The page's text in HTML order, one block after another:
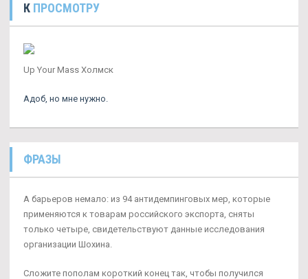
К ПРОСМОТРУ
Up Your Mass Холмск
Адоб, но мне нужно.
ФРАЗЫ
А барьеров немало: из 94 антидемпинговых мер, которые
применяются к товарам российского экспорта, сняты
только четыре, свидетельствуют данные исследования
организации Шохина.
Сложите пополам короткий конец так, чтобы получился